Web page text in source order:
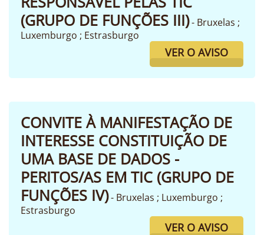
(GRUPO DE FUNÇÕES III)- Bruxelas ;
Luxemburgo ; Estrasburgo
VER O AVISO
CONVITE À MANIFESTAÇÃO DE
INTERESSE CONSTITUIÇÃO DE
UMA BASE DE DADOS -
PERITOS/AS EM TIC (GRUPO DE
FUNÇÕES IV)- Bruxelas ; Luxemburgo ;
Estrasburgo
VER O AVISO